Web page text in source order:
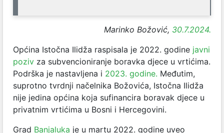
Marinko Božović, 30.7.2024.
Općina Istočna Ilidža raspisala je 2022. godine javni
poziv za subvencioniranje boravka djece u vrtićima.
Podrška je nastavljena i 2023. godine. Međutim,
suprotno tvrdnji načelnika Božovića, Istočna Ilidža
nije jedina općina koja sufinancira boravak djece u
privatnim vrtićima u Bosni i Hercegovini.
Grad Banjaluka je u martu 2022. godine uveo